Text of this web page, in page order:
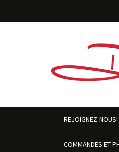
REJOIGNEZ-NOUS!
COMMANDES ET